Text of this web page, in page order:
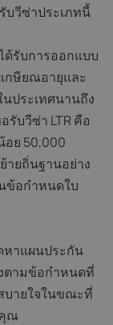
บวีซ่าประเภทนี้
ด้รับการออกแบบ
กษียณอายุและ
ประเทศนานถึง
บวีซ่า LTR คือ
ย 50,000
ายถิ่นฐานอย่าง
ข้อกำหนดใบ
หาแผนประกัน
ตามข้อกำหนดที่
บายใจในขณะที่
ณ